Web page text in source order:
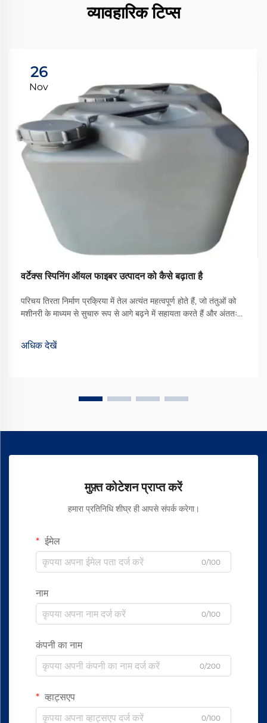
व्यावहारिक टिप्स
26
Nov
वर्टेक्स स्पिनिंग ऑयल फाइबर उत्पादन को कैसे बढ़ाता है
परिचय तिरता निर्माण प्रक्रिया में तेल अत्यंत महत्वपूर्ण होते हैं, जो तंतुओं को
मशीनरी के माध्यम से सुचारु रूप से आगे बढ़ने में सहायता करते हैं और अंततः
वॉर्टेक्स स्पिनिंग ऑयल एक प्रकार का ... बन गया है
अधिक देखें
मुफ़्त कोटेशन प्राप्त करें
हमारा प्रतिनिधि शीघ्र ही आपसे संपर्क करेगा।
ईमेल
0/100
नाम
0/100
कंपनी का नाम
0/200
व्हाट्सएप
0/100